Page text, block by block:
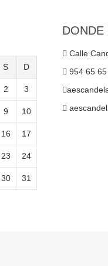
S D
2 3
9 10
16 17
23 24
30
31
DONDE
Calle
954 65